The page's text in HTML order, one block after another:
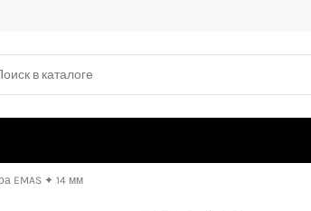
EMAS ✦ 14 мм